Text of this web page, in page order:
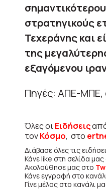
στρατηγικούς
Τεχεράνης και
της
εξαγόμενου
Πηγές: ΑΠΕ-ΜΠΕ,
Όλες οιΕιδήσεις
τονΚόσμο, στο
Διάβασε όλες τις
Κάνε like στη σελίδα μας
Ακολούθησε μας στο
Κάνε εγγραφή στο
Γίνε μέλος στο κανάλι